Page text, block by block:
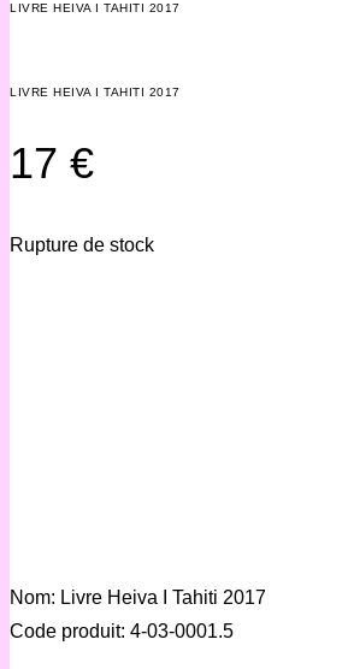
LIVRE HEIVA I TAHITI 2017
LIVRE HEIVA I TAHITI 2017
17 €
Rupture de stock
Nom: Livre Heiva I Tahiti 2017
Code produit: 4-03-0001.5